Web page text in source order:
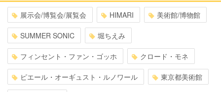
展示会/博覧会/展覧会 HIMARI 美術館/博物館
SUMMER SONIC 堀ちえみ
フィンセント・ファン・ゴッホ クロード・モネ
ピエール・オーギュスト・ルノワール 東京都美術館